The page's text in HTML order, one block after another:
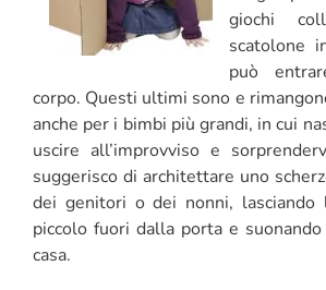
giochi
scatolone
può
corpo. Questi ultimi sono e
anche per i bimbi più grandi, in cui
uscire all’improvviso e
suggerisco di architettare uno
dei genitori o dei nonni, lasciando
piccolo fuori dalla porta e
casa.